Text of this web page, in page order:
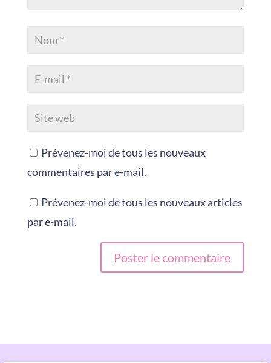
Prévenez-moi de tous les nouveaux
commentaires par e-mail.
Prévenez-moi de tous les nouveaux articles
par e-mail.
e
r